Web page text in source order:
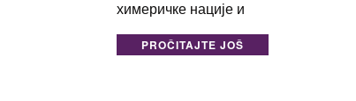
химеричке нације и
PROČITAJTE JOŠ